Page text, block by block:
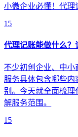
小微企业必懂！代理
15
代理记账能做什么？
不少初创企业、中
服务具体包含哪些
别。今天就全面梳理
解服务范围。
15